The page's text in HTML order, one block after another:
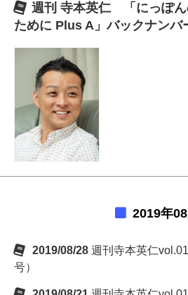
週刊 寺本英仁 「にっぽん
ために Plus A」バックナンバ
2019年08
2019/08/28 週刊寺本英仁
号）